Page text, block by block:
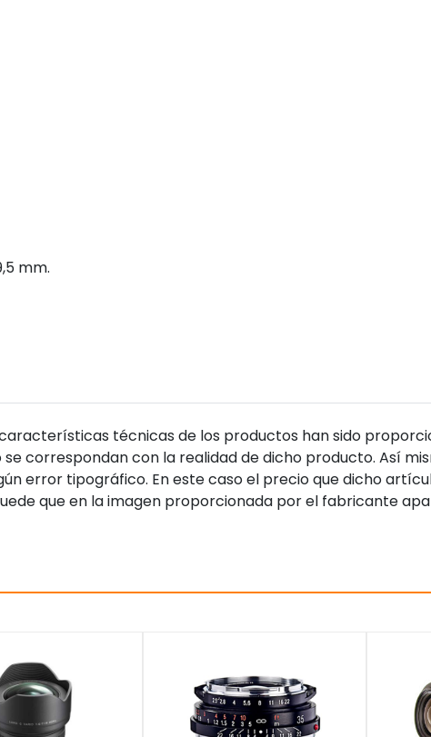
mm.
técnicas de los productos han sido
correspondan con la realidad de dicho producto. Así
error tipográfico. En este caso el precio que dicho
que en la imagen proporcionada por el fabricante